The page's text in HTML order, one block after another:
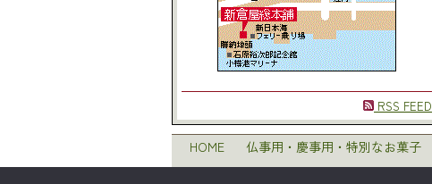
RSS FEED
HOME 仏事用・慶事用・特別なお菓子